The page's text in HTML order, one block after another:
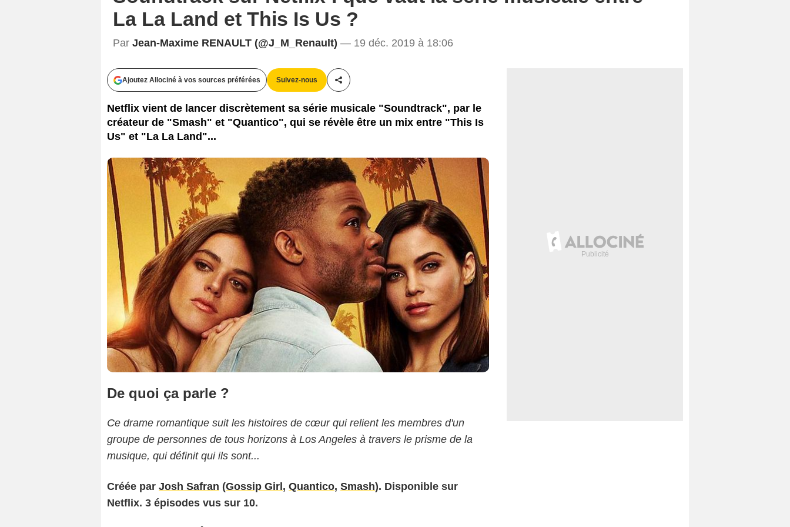
La La Land et This Is Us ?
Par Jean-Maxime RENAULT (@J_M_Renault) — 19 déc. 2019 à 18:06
Ajoutez Allociné à vos sources préférées Suivez-nous
Partager cet article
Netflix vient de lancer discrètement sa série musicale "Soundtrack", par le
créateur de "Smash" et "Quantico", qui se révèle être un mix entre "This Is
Us" et "La La Land"...
De quoi ça parle ?
Ce drame romantique suit les histoires de cœur qui relient les membres d'un
groupe de personnes de tous horizons à Los Angeles à travers le prisme de la
musique, qui définit qui ils sont...
Créée par Josh Safran (Gossip Girl , Quantico, Smash). Disponible sur
Netflix. 3 épisodes vus sur 10.